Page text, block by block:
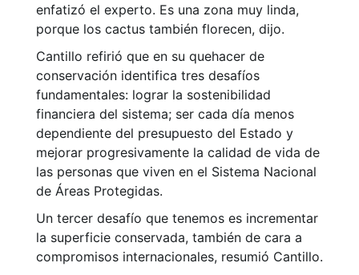
enfatizó el experto. Es una zona muy linda,
porque los cactus también florecen, dijo.
Cantillo refirió que en su quehacer de
conservación identifica tres desafíos
fundamentales: lograr la sostenibilidad
financiera del sistema; ser cada día menos
dependiente del presupuesto del Estado y
mejorar progresivamente la calidad de vida de
las personas que viven en el Sistema Nacional
de Áreas Protegidas.
Un tercer desafío que tenemos es incrementar
la superficie conservada, también de cara a
compromisos internacionales, resumió Cantillo.